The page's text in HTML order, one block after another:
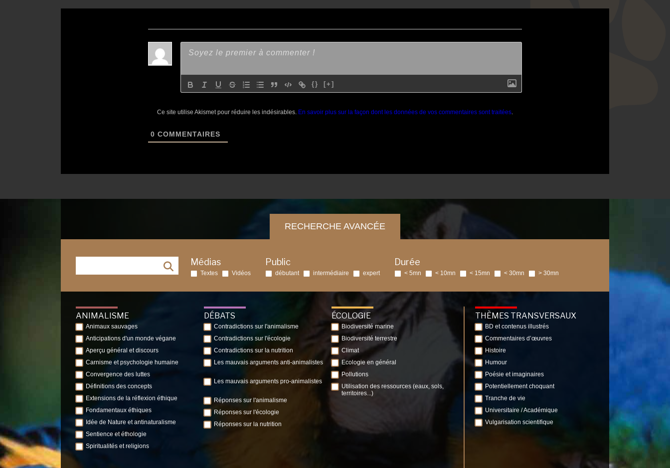
{} [+]
Ce site utilise Akismet pour réduire les indésirables. En savoir plus sur la façon dont les données de vos commentaires sont traitées.
0 COMMENTAIRES
RECHERCHE AVANCÉE
Médias
Textes Vidéos
Public
débutant intermédiaire expert
Durée
< 5mn < 10mn < 15mn < 30mn > 30mn
ANIMALISME
Animaux sauvages
Anticipations d'un monde végane
Aperçu général et discours
Carnisme et psychologie humaine
Convergence des luttes
Définitions des concepts
Extensions de la réflexion éthique
Fondamentaux éthiques
Idée de Nature et antinaturalisme
Sentience et éthologie
Spiritualités et religions
DÉBATS
Contradictions sur l'animalisme
Contradictions sur l'écologie
Contradictions sur la nutrition
Les mauvais arguments anti-animalistes
Les mauvais arguments pro-animalistes
Réponses sur l'animalisme
Réponses sur l'écologie
Réponses sur la nutrition
ÉCOLOGIE
Biodiversité marine
Biodiversité terrestre
Climat
Ecologie en général
Pollutions
Utilisation des ressources (eaux, sols,
territoires...)
THÈMES TRANSVERSAUX
BD et contenus illustrés
Commentaires d’œuvres
Histoire
Humour
Poésie et imaginaires
Potentiellement choquant
Tranche de vie
Universitaire / Académique
Vulgarisation scientifique